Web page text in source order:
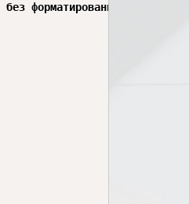
форматирования.